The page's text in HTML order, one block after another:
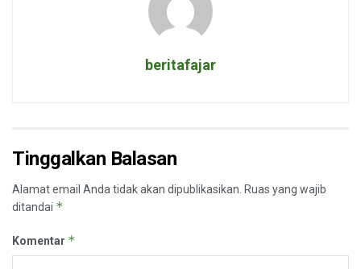
beritafajar
Tinggalkan Balasan
Alamat email Anda tidak akan dipublikasikan. Ruas yang wajib
ditandai *
Komentar *